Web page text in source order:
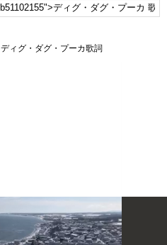
ディグ・ダグ・プーカ歌詞